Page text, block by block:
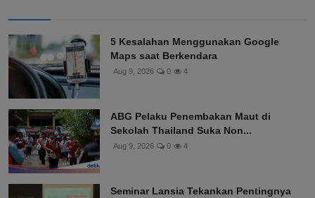
5 Kesalahan Menggunakan Google
Maps saat Berkendara
Aug 9, 2026 0 4
ABG Pelaku Penembakan Maut di
Sekolah Thailand Suka Non...
Aug 9, 2026 0 4
Seminar Lansia Tekankan Pentingnya